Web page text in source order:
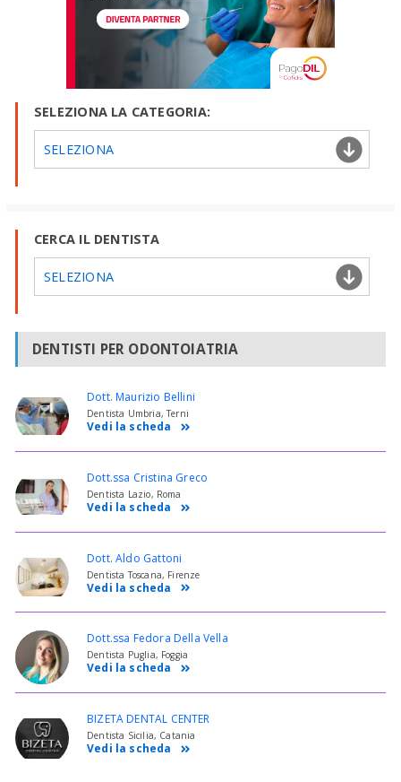
SELEZIONA LA CATEGORIA:
SELEZIONA
CERCA IL DENTISTA
SELEZIONA
DENTISTI PER ODONTOIATRIA
Dott. Maurizio Bellini
Dentista Umbria, Terni
Vedi la scheda
Dott.ssa Cristina Greco
Dentista Lazio, Roma
Vedi la scheda
Dott. Aldo Gattoni
Dentista Toscana, Firenze
Vedi la scheda
Dott.ssa Fedora Della Vella
Dentista Puglia, Foggia
Vedi la scheda
BIZETA DENTAL CENTER
Dentista Sicilia, Catania
Vedi la scheda